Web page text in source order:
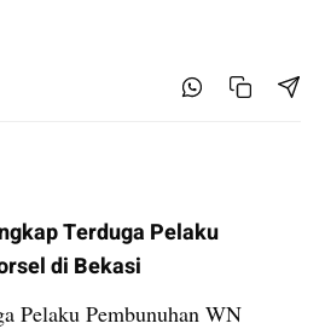
Terduga Pelaku
di Bekasi
Pelaku Pembunuhan WN